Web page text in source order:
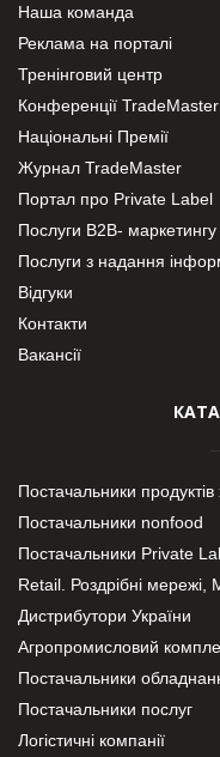
Наша команда
Реклама на порталі
Тренінговий центр
Конференції TradeMaster
Національні Премії
Журнал TradeMaster
Портал про Private Label
Послуги В2В- маркетингу
Послуги з надання
Відгуки
Контакти
Вакансії
Постачальники
Постачальники nonfood
Постачальники Private
Retail. Роздрібні мережі,
Дистрибутори України
Агропромисловий
Постачальники
Постачальники послуг
Логістичні компанії